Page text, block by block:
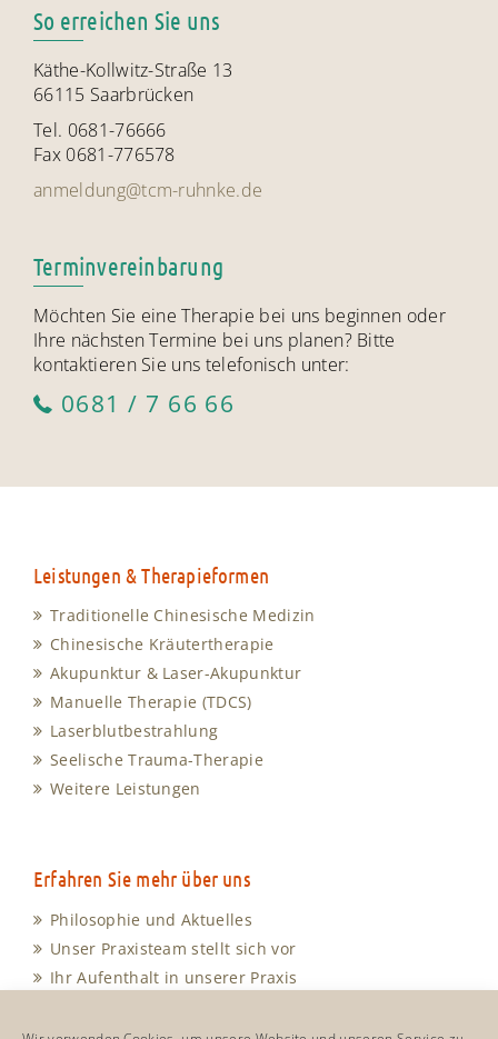
So erreichen Sie uns
Käthe-Kollwitz-Straße 13
66115 Saarbrücken
Tel. 0681-76666
Fax 0681-776578
anmeldung@tcm-ruhnke.de
Terminvereinbarung
Möchten Sie eine Therapie bei uns beginnen oder
Ihre nächsten Termine bei uns planen? Bitte
kontaktieren Sie uns telefonisch unter:
0681 / 7 66 66
Leistungen & Therapieformen
Traditionelle Chinesische Medizin
Chinesische Kräutertherapie
Akupunktur & Laser-Akupunktur
Manuelle Therapie (TDCS)
Laserblutbestrahlung
Seelische Trauma-Therapie
Weitere Leistungen
Erfahren Sie mehr über uns
Philosophie und Aktuelles
Unser Praxisteam stellt sich vor
Ihr Aufenthalt in unserer Praxis